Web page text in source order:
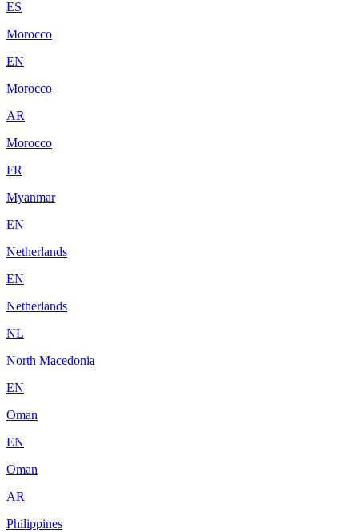
ES
Morocco
EN
Morocco
AR
Morocco
FR
Myanmar
EN
Netherlands
EN
Netherlands
NL
North Macedonia
EN
Oman
EN
Oman
AR
Philippines